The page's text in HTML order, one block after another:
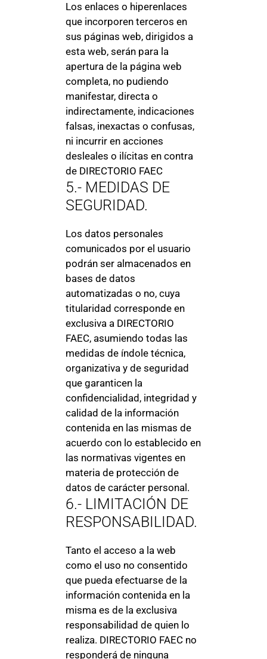
Los enlaces o hiperenlaces
que incorporen terceros en
sus páginas web, dirigidos a
esta web, serán para la
apertura de la página web
completa, no pudiendo
manifestar, directa o
indirectamente, indicaciones
falsas, inexactas o confusas,
ni incurrir en acciones
desleales o ilícitas en contra
de DIRECTORIO FAEC
5.- MEDIDAS DE
SEGURIDAD.
Los datos personales
comunicados por el usuario
podrán ser almacenados en
bases de datos
automatizadas o no, cuya
titularidad corresponde en
exclusiva a DIRECTORIO
FAEC, asumiendo todas las
medidas de índole técnica,
organizativa y de seguridad
que garanticen la
confidencialidad, integridad y
calidad de la información
contenida en las mismas de
acuerdo con lo establecido en
las normativas vigentes en
materia de protección de
datos de carácter personal.
6.- LIMITACIÓN DE
RESPONSABILIDAD.
Tanto el acceso a la web
como el uso no consentido
que pueda efectuarse de la
información contenida en la
misma es de la exclusiva
responsabilidad de quien lo
realiza. DIRECTORIO FAEC no
responderá de ninguna